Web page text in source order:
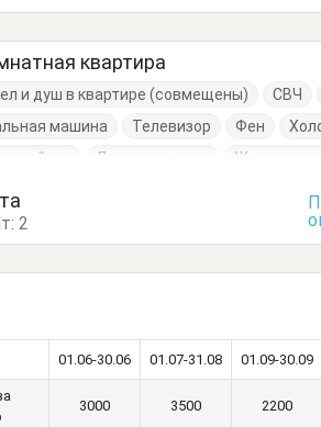
квартира
и душ в квартире (совмещены) СВЧ
машина
Телевизор Фен
Диван-кровать
кровать
стол
2
01.06-30.06 01.07-31.08 01.09-30.09
3000 3500 2200